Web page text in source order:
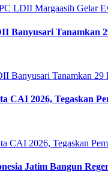
Banyusari Tanamkan
CAI 2026, Tegaskan
Jatim Bangun